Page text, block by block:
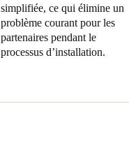
simplifiée, ce qui élimine un
problème courant pour les
partenaires pendant le
processus d’installation.